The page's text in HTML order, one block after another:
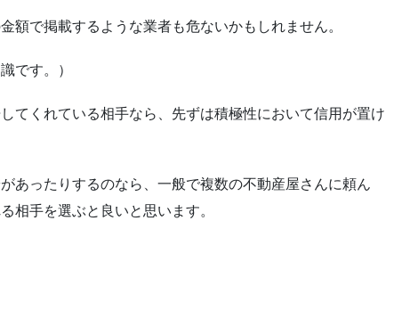
額で掲載するような業者も危ないかもしれません。
です。）
てくれている相手なら、先ずは積極性において信用が置け
あったりするのなら、一般で複数の不動産屋さんに頼ん
相手を選ぶと良いと思います。